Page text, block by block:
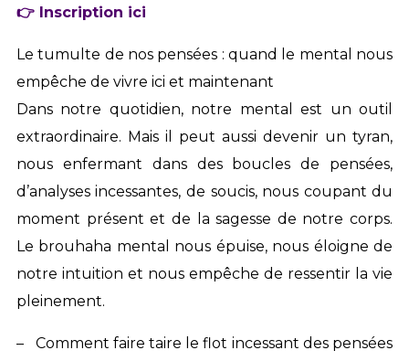
👉 Inscription ici
Le tumulte de nos pensées : quand le mental nous
empêche de vivre ici et maintenant
Dans notre quotidien, notre mental est un outil
extraordinaire. Mais il peut aussi devenir un tyran,
nous enfermant dans des boucles de pensées,
d’analyses incessantes, de soucis, nous coupant du
moment présent et de la sagesse de notre corps.
Le brouhaha mental nous épuise, nous éloigne de
notre intuition et nous empêche de ressentir la vie
pleinement.
– Comment faire taire le flot incessant des pensées